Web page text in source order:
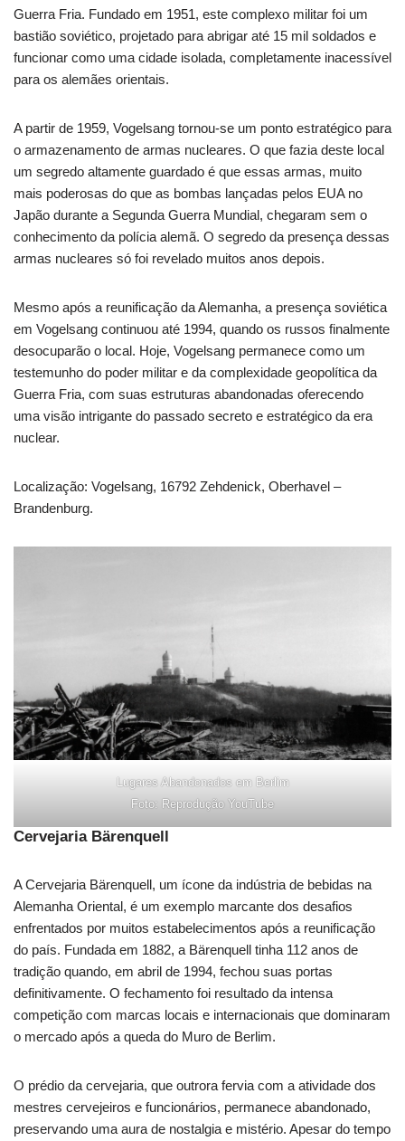
Guerra Fria. Fundado em 1951, este complexo militar foi um
bastião soviético, projetado para abrigar até 15 mil soldados e
funcionar como uma cidade isolada, completamente inacessível
para os alemães orientais.
A partir de 1959, Vogelsang tornou-se um ponto estratégico para
o armazenamento de armas nucleares. O que fazia deste local
um segredo altamente guardado é que essas armas, muito
mais poderosas do que as bombas lançadas pelos EUA no
Japão durante a Segunda Guerra Mundial, chegaram sem o
conhecimento da polícia alemã. O segredo da presença dessas
armas nucleares só foi revelado muitos anos depois.
Mesmo após a reunificação da Alemanha, a presença soviética
em Vogelsang continuou até 1994, quando os russos finalmente
desocuparão o local. Hoje, Vogelsang permanece como um
testemunho do poder militar e da complexidade geopolítica da
Guerra Fria, com suas estruturas abandonadas oferecendo
uma visão intrigante do passado secreto e estratégico da era
nuclear.
Localização: Vogelsang, 16792 Zehdenick, Oberhavel –
Brandenburg.
Lugares Abandonados em Berlim
Foto: Reprodução YouTube
Cervejaria Bärenquell
A Cervejaria Bärenquell, um ícone da indústria de bebidas na
Alemanha Oriental, é um exemplo marcante dos desafios
enfrentados por muitos estabelecimentos após a reunificação
do país. Fundada em 1882, a Bärenquell tinha 112 anos de
tradição quando, em abril de 1994, fechou suas portas
definitivamente. O fechamento foi resultado da intensa
competição com marcas locais e internacionais que dominaram
o mercado após a queda do Muro de Berlim.
O prédio da cervejaria, que outrora fervia com a atividade dos
mestres cervejeiros e funcionários, permanece abandonado,
preservando uma aura de nostalgia e mistério. Apesar do tempo